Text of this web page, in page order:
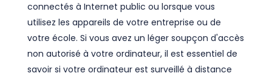
connectés à Internet public ou lorsque vous
utilisez les appareils de votre entreprise ou de
votre école. Si vous avez un léger soupçon d'accès
non autorisé à votre ordinateur, il est essentiel de
savoir si votre ordinateur est surveillé à distance